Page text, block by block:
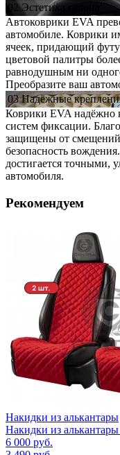
02 Эстетика
Автоковрики EVA
автомобиле. Коврики
ячеек, придающий
цветовой палитры
равнодушным ни
Преобразите ваш
03 Надёжные
Коврики EVA надёжно
систем фиксации.
защищены от
безопасность
достигается точными,
автомобиля.
Рекомендуем
Накидки из алькантары
Накидки из
6 000 руб.